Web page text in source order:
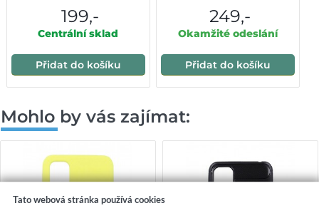
199,-
Centrální sklad
Přidat do košíku
249,-
Okamžité odeslání
Přidat do košíku
Mohlo by vás zajímat:
Tato webová stránka používá cookies